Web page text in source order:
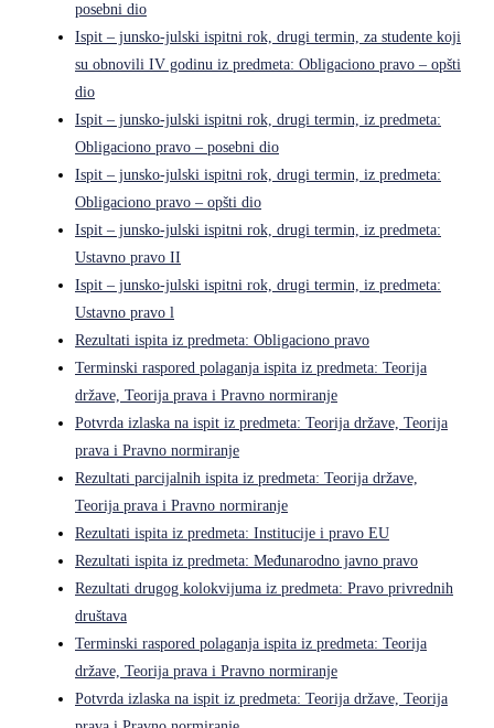
posebni dio
Ispit – junsko-julski ispitni rok, drugi termin, za studente koji
su obnovili IV godinu iz predmeta: Obligaciono pravo – opšti
dio
Ispit – junsko-julski ispitni rok, drugi termin, iz predmeta:
Obligaciono pravo – posebni dio
Ispit – junsko-julski ispitni rok, drugi termin, iz predmeta:
Obligaciono pravo – opšti dio
Ispit – junsko-julski ispitni rok, drugi termin, iz predmeta:
Ustavno pravo II
Ispit – junsko-julski ispitni rok, drugi termin, iz predmeta:
Ustavno pravo l
Rezultati ispita iz predmeta: Obligaciono pravo
Terminski raspored polaganja ispita iz predmeta: Teorija
države, Teorija prava i Pravno normiranje
Potvrda izlaska na ispit iz predmeta: Teorija države, Teorija
prava i Pravno normiranje
Rezultati parcijalnih ispita iz predmeta: Teorija države,
Teorija prava i Pravno normiranje
Rezultati ispita iz predmeta: Institucije i pravo EU
Rezultati ispita iz predmeta: Međunarodno javno pravo
Rezultati drugog kolokvijuma iz predmeta: Pravo privrednih
društava
Terminski raspored polaganja ispita iz predmeta: Teorija
države, Teorija prava i Pravno normiranje
Potvrda izlaska na ispit iz predmeta: Teorija države, Teorija